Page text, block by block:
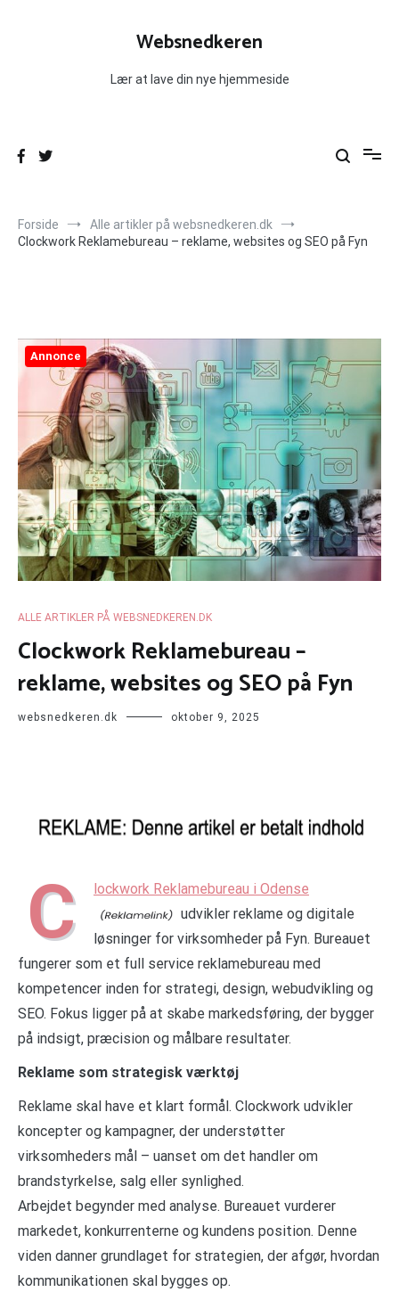
Websnedkeren
Lær at lave din nye hjemmeside
Forside
Alle artikler på websnedkeren.dk
Clockwork Reklamebureau – reklame, websites og SEO på Fyn
Annonce
ALLE ARTIKLER PÅ WEBSNEDKEREN.DK
Clockwork Reklamebureau –
reklame, websites og SEO på Fyn
websnedkeren.dk oktober 9, 2025
C
lockwork Reklamebureau i Odense
udvikler reklame og digitale
løsninger for virksomheder på Fyn. Bureauet
fungerer som et full service reklamebureau med
kompetencer inden for strategi, design, webudvikling og
SEO. Fokus ligger på at skabe markedsføring, der bygger
på indsigt, præcision og målbare resultater.
Reklame som strategisk værktøj
Reklame skal have et klart formål. Clockwork udvikler
koncepter og kampagner, der understøtter
virksomheders mål – uanset om det handler om
brandstyrkelse, salg eller synlighed.
Arbejdet begynder med analyse. Bureauet vurderer
markedet, konkurrenterne og kundens position. Denne
viden danner grundlaget for strategien, der afgør, hvordan
kommunikationen skal bygges op.